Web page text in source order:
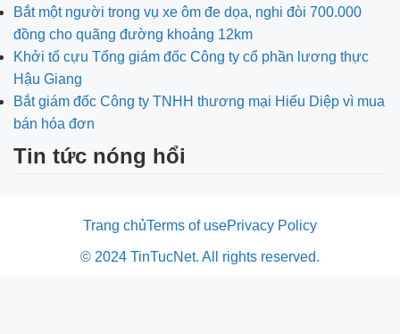
Bắt một người trong vụ xe ôm đe dọa, nghi đòi 700.000
đồng cho quãng đường khoảng 12km
Khởi tố cựu Tổng giám đốc Công ty cổ phần lương thực
Hậu Giang
Bắt giám đốc Công ty TNHH thương mại Hiếu Diệp vì mua
bán hóa đơn
Tin tức nóng hổi
Trang chủTerms of usePrivacy Policy
© 2024 TinTucNet. All rights reserved.